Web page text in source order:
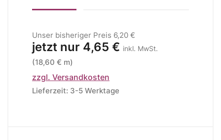
Unser bisheriger Preis 6,20 €
jetzt nur 4,65 € inkl. MwSt.
(18,60 € m)
zzgl. Versandkosten
Lieferzeit: 3-5 Werktage